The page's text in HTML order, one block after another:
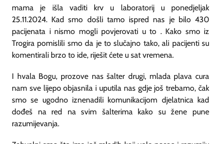
mama je išla vaditi krv u laboratorij u ponedjeljak
25.11.2024. Kad smo došli tamo ispred nas je bilo 430
pacijenata i nismo mogli povjerovati u to . Kako smo iz
Trogira pomislili smo da je to slučajno tako, ali pacijenti su
komentirali brzo to ide, riješit ćete u sat vremena.
I hvala Bogu, prozove nas šalter drugi, mlada plava cura
nam sve lijepo objasnila i uputila nas gdje još trebamo, čak
smo se ugodno iznenadili komunikacijom djelatnica kad
dođeš na red na svim šalterima kako su žene pune
razumijevanja.